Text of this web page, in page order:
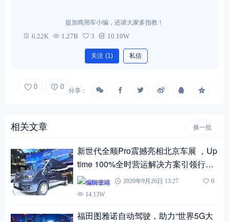
提加商用车小编，还请大家多指教！
6.22K 1.27B 3 10.10W
关注 (1) 私信
0 0 分享：
相关文章 换一批
新世代全顺Pro震撼亮相北京车展 ，Up
time 100%全时营运解决方案引领行业
变革编辑张靖 2020年9月26日 13:27
0
14.13W
福田图雅诺自动驾驶，助力“世界5G大